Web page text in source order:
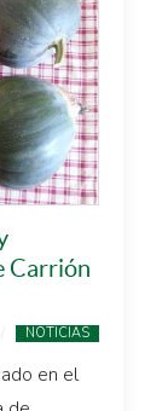
Carrión
NOTICIAS
en el